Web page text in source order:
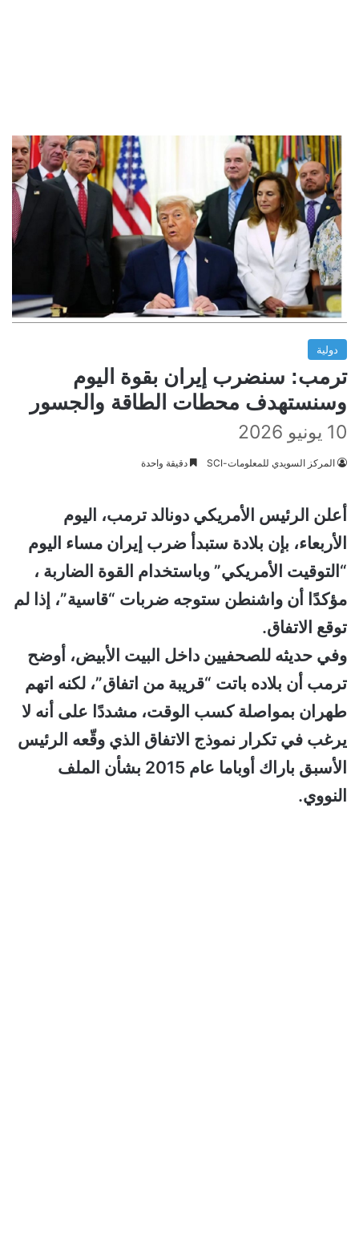
دولية
ترمب: سنضرب إيران بقوة اليوم
وسنستهدف محطات الطاقة والجسور
10 يونيو 2026
المركز السويدي للمعلومات-SCI دقيقة واحدة
أعلن الرئيس الأمريكي دونالد ترمب، اليوم
الأربعاء، بإن بلادة ستبدأ ضرب إيران مساء اليوم
“التوقيت الأمريكي” وباستخدام القوة الضاربة ،
مؤكدًا أن واشنطن ستوجه ضربات “قاسية”، إذا لم
توقع الاتفاق.
وفي حديثه للصحفيين داخل البيت الأبيض، أوضح
ترمب أن بلاده باتت “قريبة من اتفاق”، لكنه اتهم
طهران بمواصلة كسب الوقت، مشددًا على أنه لا
يرغب في تكرار نموذج الاتفاق الذي وقّعه الرئيس
الأسبق باراك أوباما عام 2015 بشأن الملف
النووي.